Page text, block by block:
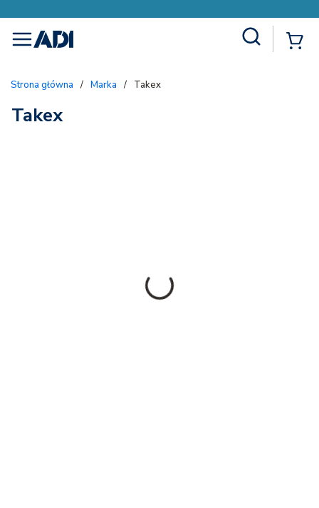
menu
Strona główna / Marka / Takex
Takex